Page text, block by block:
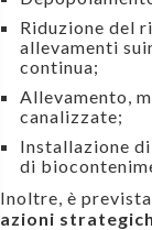
Riduzione del
allevamenti
continua;
Allevamento,
canalizzate;
Installazione
di
Inoltre, è
azioni